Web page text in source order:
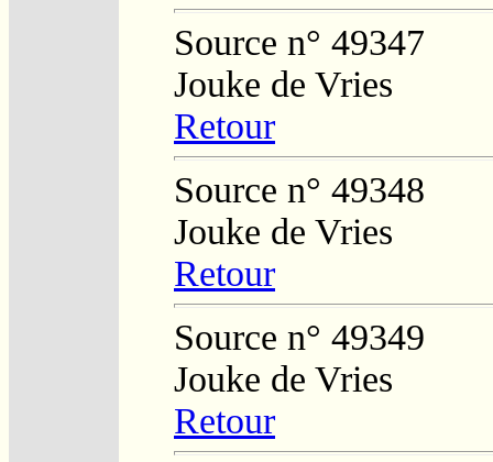
Source n° 49347
Jouke de Vries
Retour
Source n° 49348
Jouke de Vries
Retour
Source n° 49349
Jouke de Vries
Retour